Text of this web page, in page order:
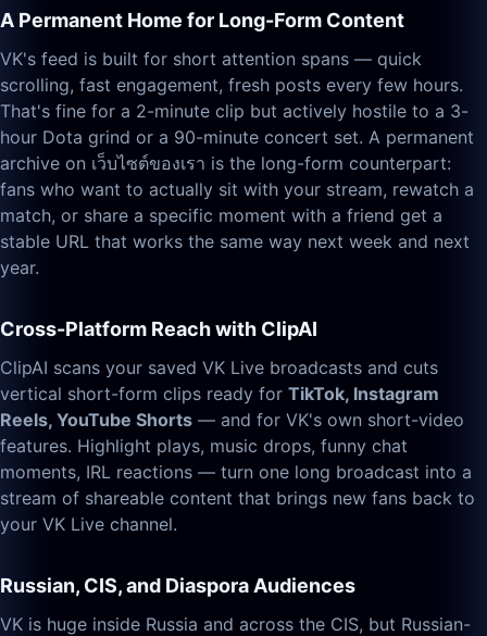
A Permanent Home for Long-Form Content
VK's feed is built for short attention spans — quick
scrolling, fast engagement, fresh posts every few hours.
That's fine for a 2-minute clip but actively hostile to a 3-
hour Dota grind or a 90-minute concert set. A permanent
archive on เว็บไซต์ของเรา is the long-form counterpart:
fans who want to actually sit with your stream, rewatch a
match, or share a specific moment with a friend get a
stable URL that works the same way next week and next
year.
Cross-Platform Reach with ClipAI
ClipAI scans your saved VK Live broadcasts and cuts
vertical short-form clips ready for TikTok, Instagram
Reels, YouTube Shorts — and for VK's own short-video
features. Highlight plays, music drops, funny chat
moments, IRL reactions — turn one long broadcast into a
stream of shareable content that brings new fans back to
your VK Live channel.
Russian, CIS, and Diaspora Audiences
VK is huge inside Russia and across the CIS, but Russian-